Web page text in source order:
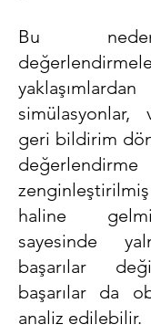
Bu
simülasyonlar,
geri bildirim
haline
sayesinde
başarılar
başarılar da
analiz edilebilir.